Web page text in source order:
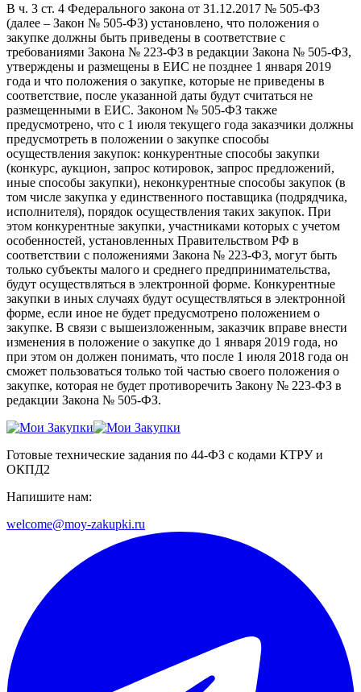
В ч. 3 ст. 4 Федерального закона от 31.12.2017 № 505-ФЗ
(далее – Закон № 505-ФЗ) установлено, что положения о
закупке должны быть приведены в соответствие с
требованиями Закона № 223-ФЗ в редакции Закона № 505-ФЗ,
утверждены и размещены в ЕИС не позднее 1 января 2019
года и что положения о закупке, которые не приведены в
соответствие, после указанной даты будут считаться не
размещенными в ЕИС. Законом № 505-ФЗ также
предусмотрено, что с 1 июля текущего года заказчики должны
предусмотреть в положении о закупке способы
осуществления закупок: конкурентные способы закупки
(конкурс, аукцион, запрос котировок, запрос предложений,
иные способы закупки), неконкурентные способы закупок (в
том числе закупка у единственного поставщика (подрядчика,
исполнителя), порядок осуществления таких закупок. При
этом конкурентные закупки, участниками которых с учетом
особенностей, установленных Правительством РФ в
соответствии с положениями Закона № 223-ФЗ, могут быть
только субъекты малого и среднего предпринимательства,
будут осуществляться в электронной форме. Конкурентные
закупки в иных случаях будут осуществляться в электронной
форме, если иное не будет предусмотрено положением о
закупке. В связи с вышеизложенным, заказчик вправе внести
изменения в положение о закупке до 1 января 2019 года, но
при этом он должен понимать, что после 1 июля 2018 года он
сможет пользоваться только той частью своего положения о
закупке, которая не будет противоречить Закону № 223-ФЗ в
редакции Закона № 505-ФЗ.
Готовые технические задания по 44-ФЗ с кодами КТРУ и
ОКПД2
Напишите нам:
welcome@moy-zakupki.ru